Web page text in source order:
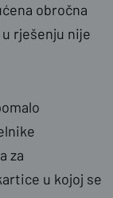
obročna
rješenju nije
za
u kojoj se